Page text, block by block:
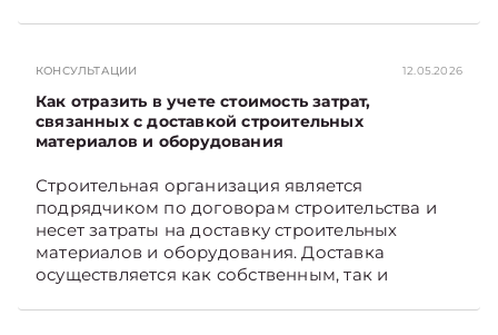
КОНСУЛЬТАЦИИ 12.05.2026
Как отразить в учете стоимость затрат,
связанных с доставкой строительных
материалов и оборудования
Строительная организация является
подрядчиком по договорам строительства и
несет затраты на доставку строительных
материалов и оборудования. Доставка
осуществляется как собственным, так и